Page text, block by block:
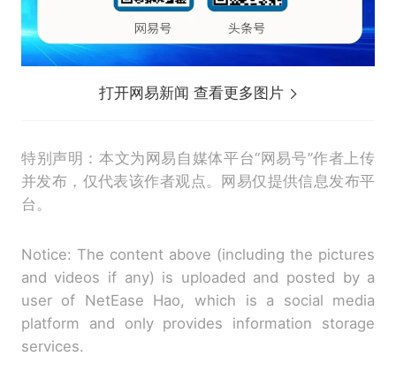
打开网易新闻 查看更多图片
特别声明：本文为网易自媒体平台“网易号”作者上传
并发布，仅代表该作者观点。网易仅提供信息发布平
台。
Notice: The content above (including the pictures
and videos if any) is uploaded and posted by a
user of NetEase Hao, which is a social media
platform and only provides information storage
services.